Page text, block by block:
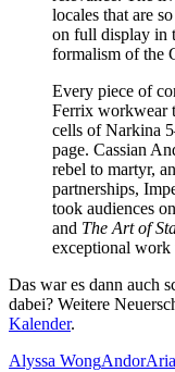
locales that are
on full display in
formalism of the
Every piece of
Ferrix workwear
cells of Narkina
page. Cassian
rebel to martyr,
partnerships,
took audiences
and The Art of
exceptional work
Das war es dann auch
dabei? Weitere
Kalender.
Alyssa WongAndor